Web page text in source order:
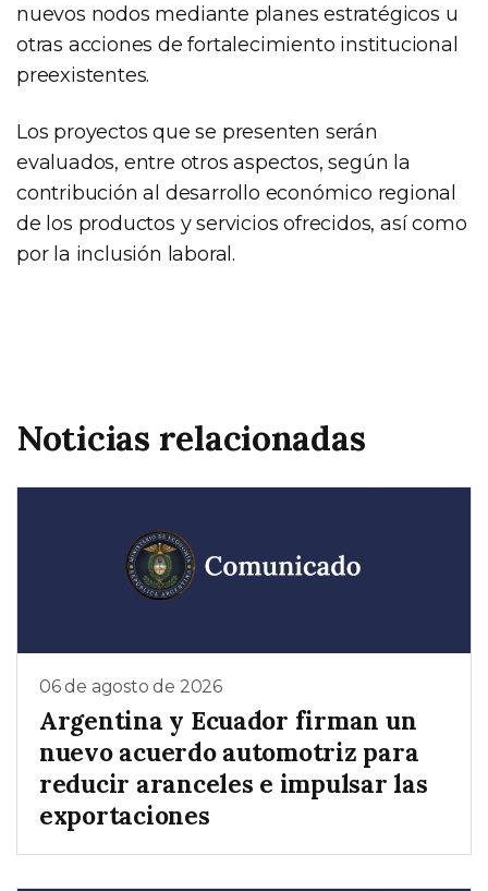
nuevos nodos mediante planes estratégicos u
otras acciones de fortalecimiento institucional
preexistentes.
Los proyectos que se presenten serán
evaluados, entre otros aspectos, según la
contribución al desarrollo económico regional
de los productos y servicios ofrecidos, así como
por la inclusión laboral.
Noticias relacionadas
06 de agosto de 2026
Argentina y Ecuador firman un
nuevo acuerdo automotriz para
reducir aranceles e impulsar las
exportaciones